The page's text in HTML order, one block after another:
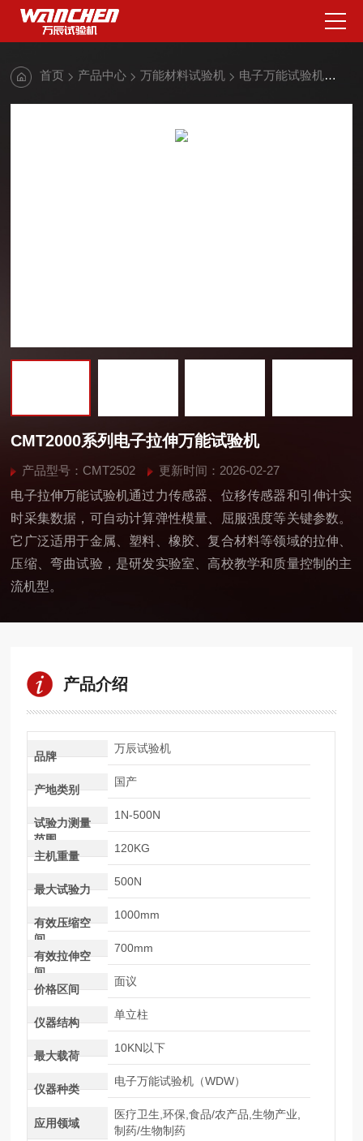
首页 产品中心 万能材料试验机 电子万能试验机
CMT2000系列电子拉伸万能试验机
产品型号：CMT2502
更新时间：2026-02-27
电子拉伸万能试验机通过力传感器、位移传感器和引伸计实
时采集数据，可自动计算弹性模量、屈服强度等关键参数。
它广泛适用于金属、塑料、橡胶、复合材料等领域的拉伸、
压缩、弯曲试验，是研发实验室、高校教学和质量控制的主
流机型。
产品介绍
品牌
万辰试验机
产地类别
国产
试验力测量
范围
1N-500N
主机重量
120KG
最大试验力
500N
有效压缩空
间
1000mm
有效拉伸空
间
700mm
价格区间
面议
仪器结构
单立柱
最大载荷
10KN以下
仪器种类
电子万能试验机（WDW）
应用领域
医疗卫生,环保,食品/农产品,生物产业,
制药/生物制药